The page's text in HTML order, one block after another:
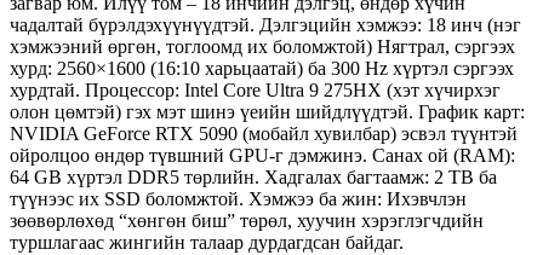
чадалтай бүрэлдэхүүнүүдтэй. Дэлгэцийн хэмжээ: 18 инч (нэг
хэмжээний өргөн, тоглоомд их боломжтой) Нягтрал, сэргээх
хурд: 2560×1600 (16:10 харьцаатай) ба 300 Hz хүртэл сэргээх
хурдтай. Процессор: Intel Core Ultra 9 275HX (хэт хүчирхэг
олон цөмтэй) гэх мэт шинэ үеийн шийдлүүдтэй. График карт:
NVIDIA GeForce RTX 5090 (мобайл хувилбар) эсвэл түүнтэй
ойролцоо өндөр түвшний GPU-г дэмжинэ. Санах ой (RAM):
64 GB хүртэл DDR5 төрлийн. Хадгалах багтаамж: 2 TB ба
түүнээс их SSD боломжтой. Хэмжээ ба жин: Ихэвчлэн
зөөвөрлөхөд “хөнгөн биш” төрөл, хуучин хэрэглэгчдийн
туршлагаас жингийн талаар дурдагдсан байдаг.